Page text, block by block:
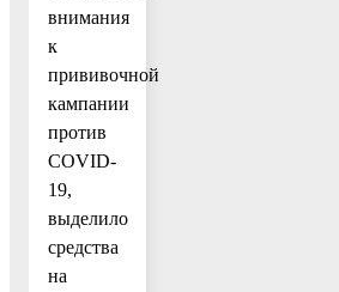
внимания
к
прививочной
кампании
против
COVID-
19,
выделило
средства
на